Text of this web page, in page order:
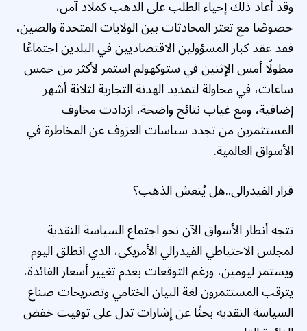
وقد أعاد ذلك إحياء الطلب على الذهب كملاذ آمن،
خصوصًا مع تعثر المحادثات بين الولايات المتحدة والصين،
فقد عقد كبار المسؤولين الاقتصاديين في البلدين اجتماعًا
مطولًا أمس الإثنين في ستوكهولم استمر لأكثر من خمس
ساعات، في محاولة لتمديد الهدنة التجارية لثلاثة أشهر
إضافية، ومع غياب نتائج واضحة، ازدادت مخاوف
المستثمرين من تجدد سياسات العزوف عن المخاطرة في
الأسواق العالمية.
قرار الفيدرالي..هل يُنعش الذهب؟
تتجه أنظار الأسواق الآن نحو اجتماع السياسة النقدية
لمجلس الاحتياطي الفيدرالي الأمريكي، الذي انطلق اليوم
ويستمر ليومين، ورغم التوقعات بعدم تغيير أسعار الفائدة،
يترقب المستثمرون لغة البيان الختامي وتصريحات صناع
السياسة النقدية بحثًا عن إشارات تدل على توقيت خفض